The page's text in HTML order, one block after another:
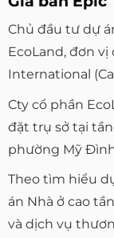
Chủ đầu tư dự
EcoLand, đơn
International
Cty cổ phần
đặt trụ sở tại
phường Mỹ Đình
Theo tìm hiểu
án Nhà ở cao
và dịch vụ